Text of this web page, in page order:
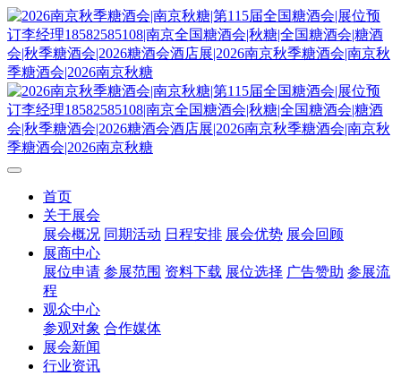
首页
关于展会
展会概况 同期活动 日程安排 展会优势 展会回顾
展商中心
展位申请 参展范围 资料下载 展位选择 广告赞助 参展流
程
观众中心
参观对象 合作媒体
展会新闻
行业资讯